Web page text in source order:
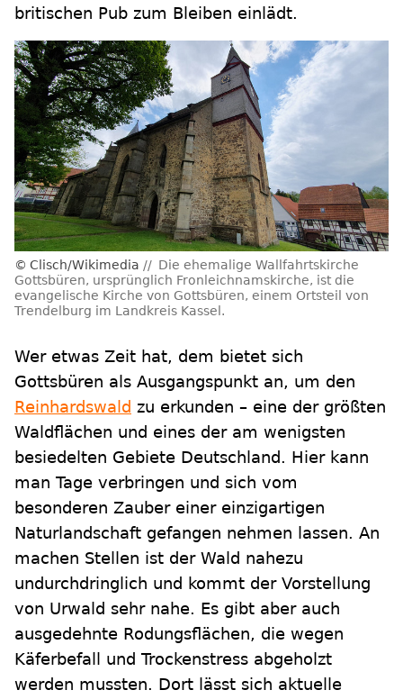
britischen Pub zum Bleiben einlädt.
Clisch/Wikimedia
Die ehemalige Wallfahrtskirche
Gottsbüren, ursprünglich Fronleichnamskirche, ist die
evangelische Kirche von Gottsbüren, einem Ortsteil von
Trendelburg im Landkreis Kassel.
Wer etwas Zeit hat, dem bietet sich
Gottsbüren als Ausgangspunkt an, um den
Reinhardswald zu erkunden – eine der größten
Waldflächen und eines der am wenigsten
besiedelten Gebiete Deutschland. Hier kann
man Tage verbringen und sich vom
besonderen Zauber einer einzigartigen
Naturlandschaft gefangen nehmen lassen. An
machen Stellen ist der Wald nahezu
undurchdringlich und kommt der Vorstellung
von Urwald sehr nahe. Es gibt aber auch
ausgedehnte Rodungsflächen, die wegen
Käferbefall und Trockenstress abgeholzt
werden mussten. Dort lässt sich aktuelle